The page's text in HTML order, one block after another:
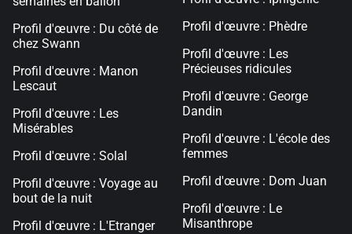
Profil d'œuvre : Du côté de
chez Swann
Profil d'œuvre : Manon
Lescaut
Profil d'œuvre : Les
Misérables
Profil d'œuvre : Solal
Profil d'œuvre : Voyage au
bout de la nuit
Profil d'œuvre : L'Etranger
Profil d'œuvre : Phèdre
Profil d'œuvre : Les
Précieuses ridicules
Profil d'œuvre : George
Dandin
Profil d'œuvre : L'école des
femmes
Profil d'œuvre : Dom Juan
Profil d'œuvre : Le
Misanthrope